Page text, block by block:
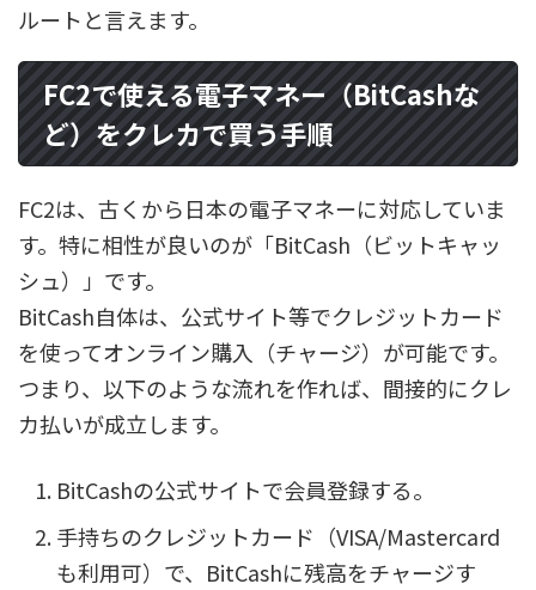
ルートと言えます。
FC2で使える電子マネー（BitCashな
ど）をクレカで買う手順
FC2は、古くから日本の電子マネーに対応していま
す。特に相性が良いのが「BitCash（ビットキャッ
シュ）」です。
BitCash自体は、公式サイト等でクレジットカード
を使ってオンライン購入（チャージ）が可能です。
つまり、以下のような流れを作れば、間接的にクレ
カ払いが成立します。
BitCashの公式サイトで会員登録する。
手持ちのクレジットカード（VISA/Mastercard
も利用可）で、BitCashに残高をチャージす